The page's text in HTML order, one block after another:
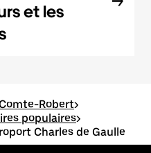
et les
Robert>
populaires>
Charles de Gaulle